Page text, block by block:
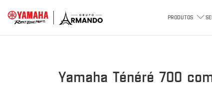
PRODUTOS
Yamaha Ténéré 700